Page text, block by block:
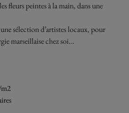
fleurs peintes à la main, dans une
sélection d’artistes locaux, pour
marseillaise chez soi…